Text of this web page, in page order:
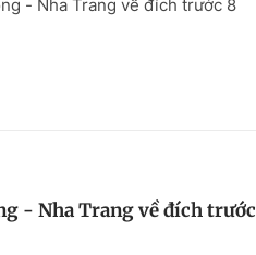
- Nha Trang về đích trước 8
- Nha Trang về đích trước